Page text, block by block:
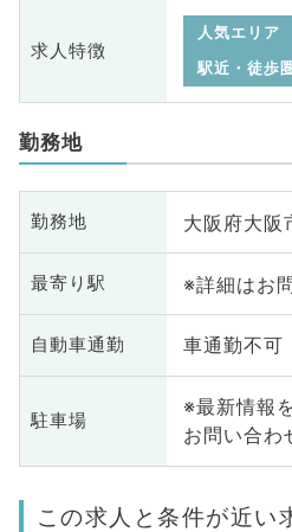
求人特徴
人気エリア
駅近・徒歩
勤務地
勤務地 大阪府大阪
最寄り駅 ※詳細はお
自動車通勤 車通勤不可
駐車場
※最新情報
お問い合わ
この求人と条件が近い